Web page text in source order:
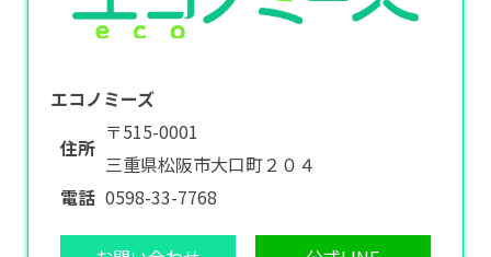
エコノミーズ
住所
〒515-0001
三重県松阪市大口町２０４
電話 0598-33-7768